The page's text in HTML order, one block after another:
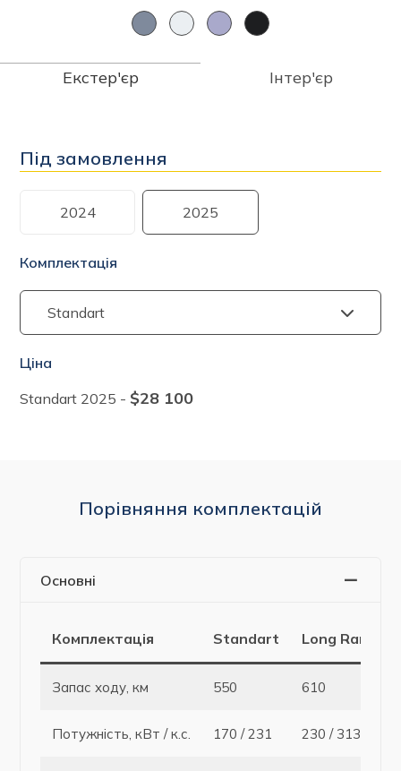
Екстер'єр Інтер'єр
Під замовлення
2024 2025
Комплектація
Ціна
Standart 2025 - $28 100
Порівняння комплектацій
Основні
Комплектація Standart Long Range
Запас ходу, км 550 610
Потужність, кВт / к.с. 170 / 231 230 / 313